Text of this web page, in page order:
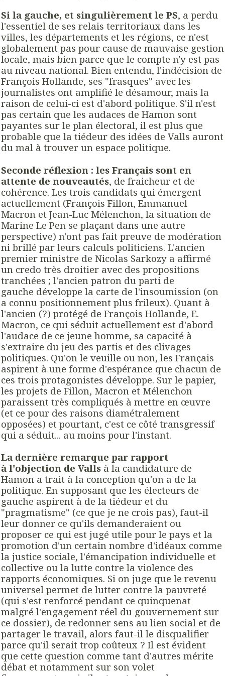
Si la gauche, et singulièrement le PS, a perdu
l'essentiel de ses relais territoriaux dans les
villes, les départements et les régions, ce n'est
globalement pas pour cause de mauvaise gestion
locale, mais bien parce que le compte n'y est pas
au niveau national. Bien entendu, l'indécision de
François Hollande, ses "frasques" avec les
journalistes ont amplifié le désamour, mais la
raison de celui-ci est d'abord politique. S'il n'est
pas certain que les audaces de Hamon sont
payantes sur le plan électoral, il est plus que
probable que la tiédeur des idées de Valls auront
du mal à trouver un espace politique.
Seconde réflexion : les Français sont en
attente de nouveautés, de fraicheur et de
cohérence. Les trois candidats qui émergent
actuellement (François Fillon, Emmanuel
Macron et Jean-Luc Mélenchon, la situation de
Marine Le Pen se plaçant dans une autre
perspective) n'ont pas fait preuve de modération
ni brillé par leurs calculs politiciens. L'ancien
premier ministre de Nicolas Sarkozy a affirmé
un credo très droitier avec des propositions
tranchées ; l'ancien patron du parti de
gauche développe la carte de l'insoumission (on
a connu positionnement plus frileux). Quant à
l'ancien (?) protégé de François Hollande, E.
Macron, ce qui séduit actuellement est d'abord
l'audace de ce jeune homme, sa capacité à
s'extraire du jeu des partis et des clivages
politiques. Qu'on le veuille ou non, les Français
aspirent à une forme d'espérance que chacun de
ces trois protagonistes développe. Sur le papier,
les projets de Fillon, Macron et Mélenchon
paraissent très compliqués à mettre en œuvre
(et ce pour des raisons diamétralement
opposées) et pourtant, c'est ce côté transgressif
qui a séduit... au moins pour l'instant.
La dernière remarque par rapport
à l'objection de Valls à la candidature de
Hamon a trait à la conception qu'on a de la
politique. En supposant que les électeurs de
gauche aspirent à de la tiédeur et du
"pragmatisme" (ce que je ne crois pas), faut-il
leur donner ce qu'ils demanderaient ou
proposer ce qui est jugé utile pour le pays et la
promotion d'un certain nombre d'idéaux comme
la justice sociale, l'émancipation individuelle et
collective ou la lutte contre la violence des
rapports économiques. Si on juge que le revenu
universel permet de lutter contre la pauvreté
(qui s'est renforcé pendant ce quinquenat
malgré l'engagement réel du gouvernement sur
ce dossier), de redonner sens au lien social et de
partager le travail, alors faut-il le disqualifier
parce qu'il serait trop coûteux ? Il est évident
que cette question comme tant d'autres mérite
débat et notamment sur son volet